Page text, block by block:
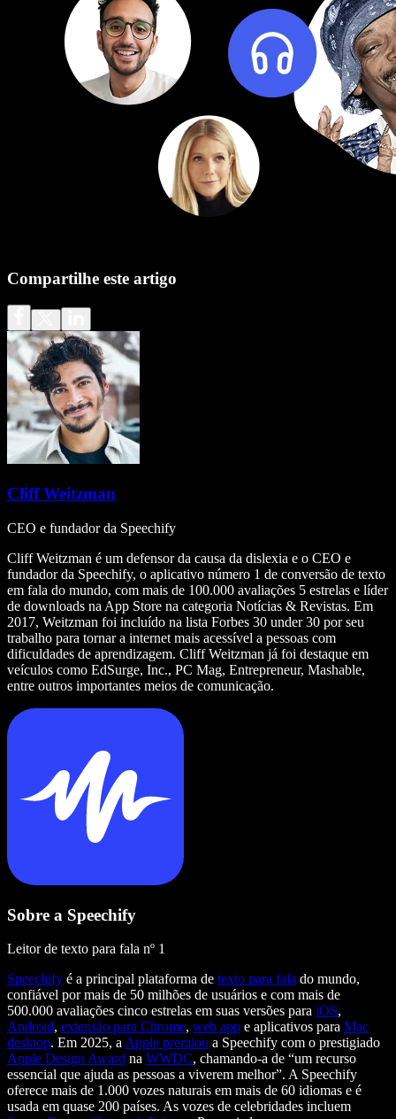
Compartilhe este artigo
Cliff Weitzman
CEO e fundador da Speechify
Cliff Weitzman é um defensor da causa da dislexia e o CEO e
fundador da Speechify, o aplicativo número 1 de conversão de texto
em fala do mundo, com mais de 100.000 avaliações 5 estrelas e líder
de downloads na App Store na categoria Notícias & Revistas. Em
2017, Weitzman foi incluído na lista Forbes 30 under 30 por seu
trabalho para tornar a internet mais acessível a pessoas com
dificuldades de aprendizagem. Cliff Weitzman já foi destaque em
veículos como EdSurge, Inc., PC Mag, Entrepreneur, Mashable,
entre outros importantes meios de comunicação.
Sobre a Speechify
Leitor de texto para fala nº 1
Speechify é a principal plataforma de texto para fala do mundo,
confiável por mais de 50 milhões de usuários e com mais de
500.000 avaliações cinco estrelas em suas versões para iOS,
Android, extensão para Chrome, web app e aplicativos para Mac
desktop. Em 2025, a Apple premiou a Speechify com o prestigiado
Apple Design Award na WWDC, chamando-a de “um recurso
essencial que ajuda as pessoas a viverem melhor”. A Speechify
oferece mais de 1.000 vozes naturais em mais de 60 idiomas e é
usada em quase 200 países. As vozes de celebridades incluem